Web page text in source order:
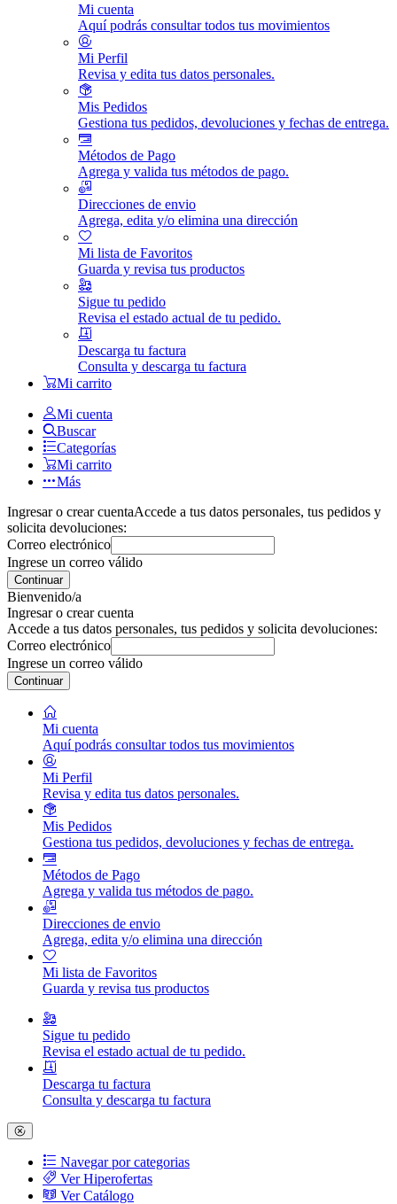
Mi cuenta
Aquí podrás consultar todos tus movimientos
Mi Perfil
Revisa y edita tus datos personales.
Mis Pedidos
Gestiona tus pedidos, devoluciones y fechas de entrega.
Métodos de Pago
Agrega y valida tus métodos de pago.
Direcciones de envio
Agrega, edita y/o elimina una dirección
Mi lista de Favoritos
Guarda y revisa tus productos
Sigue tu pedido
Revisa el estado actual de tu pedido.
Descarga tu factura
Consulta y descarga tu factura
Mi carrito
Mi cuenta
Buscar
Categorías
Mi carrito
Más
Ingresar o crear cuentaAccede a tus datos personales, tus pedidos y
solicita devoluciones:
Correo electrónico
Ingrese un correo válido
Continuar
Bienvenido/a
Ingresar o crear cuenta
Accede a tus datos personales, tus pedidos y solicita devoluciones:
Correo electrónico
Ingrese un correo válido
Continuar
Mi cuenta
Aquí podrás consultar todos tus movimientos
Mi Perfil
Revisa y edita tus datos personales.
Mis Pedidos
Gestiona tus pedidos, devoluciones y fechas de entrega.
Métodos de Pago
Agrega y valida tus métodos de pago.
Direcciones de envio
Agrega, edita y/o elimina una dirección
Mi lista de Favoritos
Guarda y revisa tus productos
Sigue tu pedido
Revisa el estado actual de tu pedido.
Descarga tu factura
Consulta y descarga tu factura
Navegar por categorias
Ver Hiperofertas
Ver Catálogo